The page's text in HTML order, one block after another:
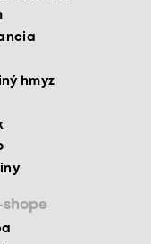
hmyz
shope